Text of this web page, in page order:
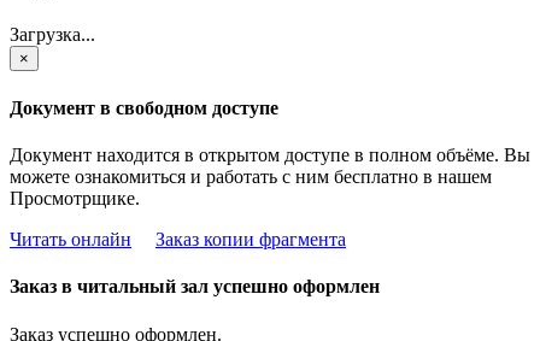
Загрузка...
×
Документ в свободном доступе
Документ находится в открытом доступе в полном объёме. Вы
можете ознакомиться и работать с ним бесплатно в нашем
Просмотрщике.
Читать онлайн
Заказ копии фрагмента
Заказ в читальный зал успешно оформлен
Заказ успешно оформлен.